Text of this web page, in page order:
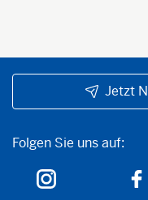
Jetzt
Folgen Sie uns auf:
Folgen Sie uns auf: